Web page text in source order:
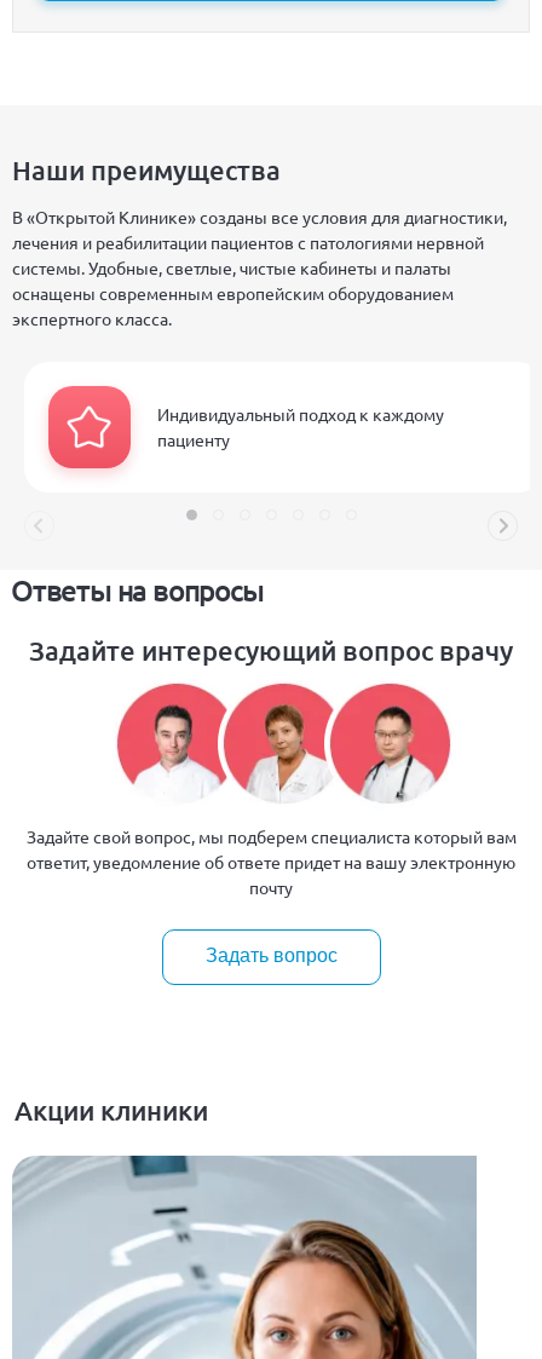
Ответы на вопросы
Задайте интересующий вопрос врачу
Задайте свой вопрос, мы подберем специалиста который вам
ответит, уведомление об ответе придет на вашу электронную
почту
Задать вопрос
Акции клиники
Наши преимущества
В «Открытой Клинике» созданы все условия для диагностики,
лечения и реабилитации пациентов с патологиями нервной
системы. Удобные, светлые, чистые кабинеты и палаты
оснащены современным европейским оборудованием
экспертного класса.
Индивидуальный подход к каждому
пациенту